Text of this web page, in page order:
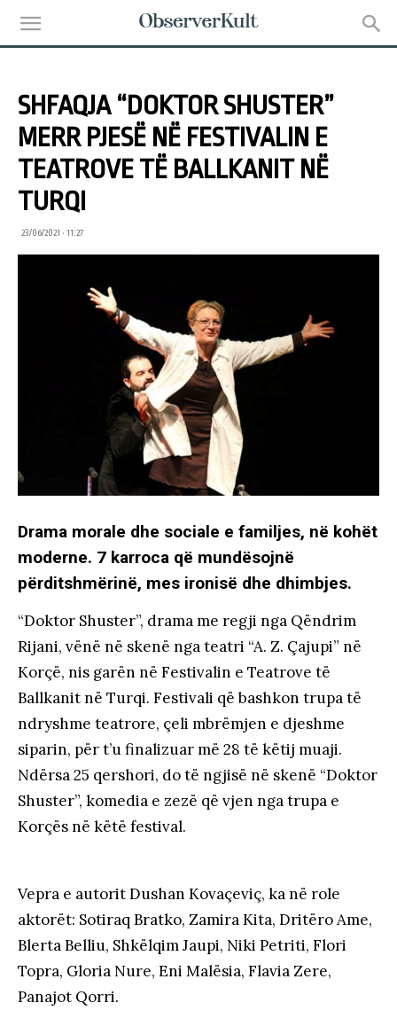
SHFAQJA “DOKTOR SHUSTER”
MERR PJESË NË FESTIVALIN E
TEATROVE TË BALLKANIT NË
TURQI
23/06/2021 • 11:27
Drama morale dhe sociale e familjes, në kohët
moderne. 7 karroca që mundësojnë
përditshmërinë, mes ironisë dhe dhimbjes.
“Doktor Shuster”, drama me regji nga Qëndrim
Rijani, vënë në skenë nga teatri “A. Z. Çajupi” në
Korçë, nis garën në Festivalin e Teatrove të
Ballkanit në Turqi. Festivali që bashkon trupa të
ndryshme teatrore, çeli mbrëmjen e djeshme
siparin, për t’u finalizuar më 28 të këtij muaji.
Ndërsa 25 qershori, do të ngjisë në skenë “Doktor
Shuster”, komedia e zezë që vjen nga trupa e
Korçës në këtë festival.
Vepra e autorit Dushan Kovaçeviç, ka në role
aktorët: Sotiraq Bratko, Zamira Kita, Dritëro Ame,
Blerta Belliu, Shkëlqim Jaupi, Niki Petriti, Flori
Topra, Gloria Nure, Eni Malësia, Flavia Zere,
Panajot Qorri.